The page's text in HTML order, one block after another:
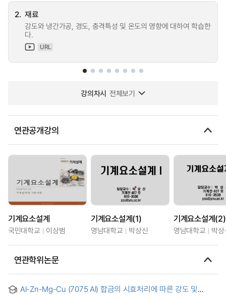
2. 재료
강도와 냉간가공, 경도, 충격특성 및 온도의 영향에 대하여 학습한
다.
URL
강의차시 전체보기
연관공개강의
기계요소설계
국민대학교 이상범
기계요소설계(1)
영남대학교 박상신
기계요소설계(2)
영남대학교 박
연관학위논문
Al-Zn-Mg-Cu (7075 Al) 합금의 시효처리에 따른 강도 및